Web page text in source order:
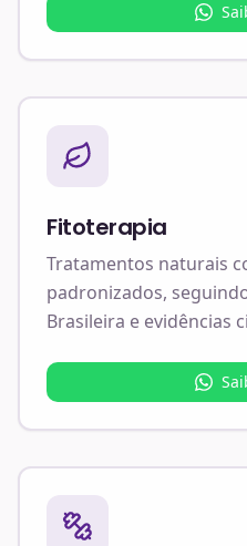
Fitoterapia
Tratamentos naturais
padronizados,
Brasileira e evidências